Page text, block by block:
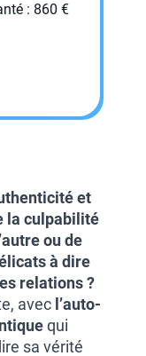
: 860 €
et
la culpabilité
ou de
à dire
relations ?
avec l’auto-
qui
sa vérité